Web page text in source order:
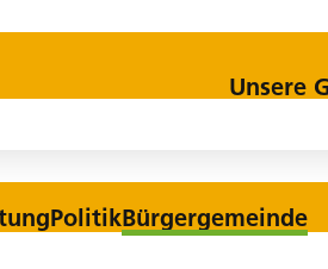
Unsere
PolitikBürgergemeinde